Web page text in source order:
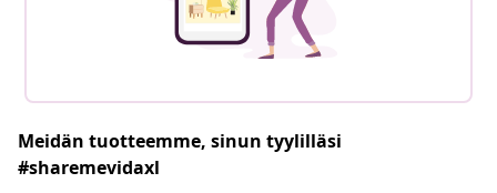
Meidän tuotteemme, sinun tyylilläsi
#sharemevidaxl